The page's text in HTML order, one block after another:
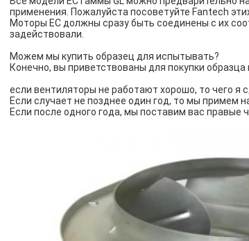
применения. Пожалуйста посоветуйте Fantech
Моторы EC должны сразу быть соединены с их
задействовали.
Можем мы купить образец для испытывать?
Конечно, вы приветствованы для покупки
если вентиляторы не работают хорошо, то чего я
Если случает не позднее один год, то мы примем
Если после одного года, мы поставим вас правые